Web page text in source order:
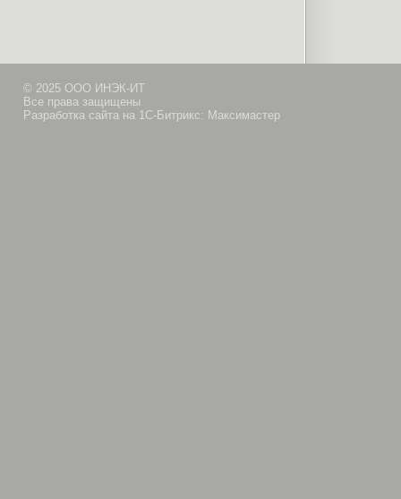
© 2025 ООО ИНЭК-ИТ
Все права защищены
Разработка сайта на 1С-Битрикс: Максимастер